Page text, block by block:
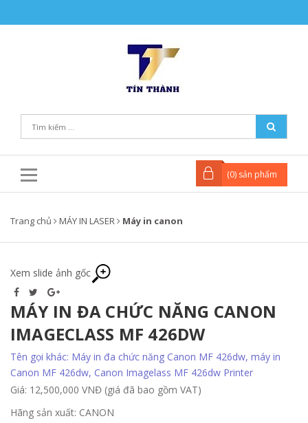
(0) sản phẩm
Trang chủ MÁY IN LASER Máy in canon
Xem slide ảnh gốc
MÁY IN ĐA CHỨC NĂNG CANON
IMAGECLASS MF 426DW
Tên gọi khác: Máy in đa chức năng Canon MF 426dw, máy in
Canon MF 426dw, Canon Imagelass MF 426dw Printer
Giá: 12,500,000 VNĐ (giá đã bao gồm VAT)
Hãng sản xuất: CANON